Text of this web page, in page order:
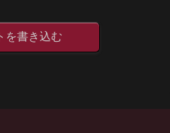
を書き込む